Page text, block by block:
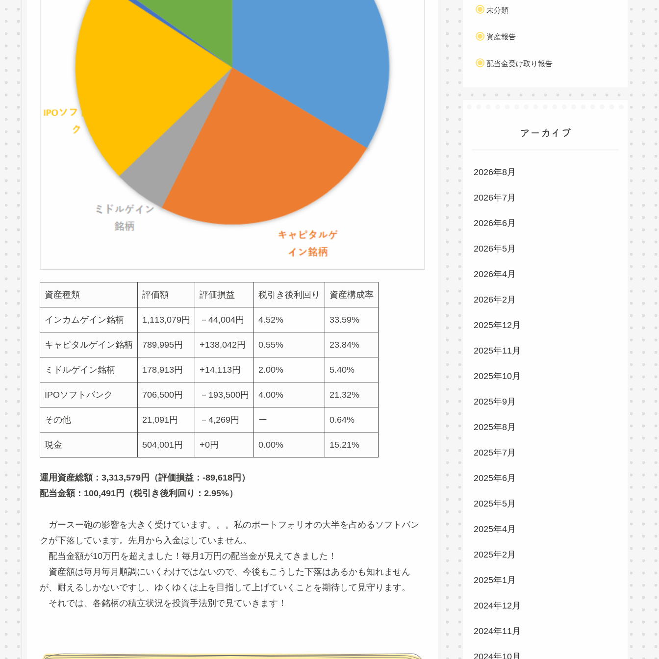
資産種類 評価額 評価損益 税引き後利回り 資産構成率
インカムゲイン銘柄 1,113,079円 －44,004円 4.52% 33.59%
キャピタルゲイン銘柄 789,995円 +138,042円 0.55% 23.84%
ミドルゲイン銘柄 178,913円 +14,113円 2.00% 5.40%
IPOソフトバンク 706,500円 －193,500円 4.00% 21.32%
その他 21,091円 －4,269円 ー 0.64%
現金 504,001円 +0円 0.00% 15.21%
運用資産総額：3,313,579円（評価損益：-89,618円）
配当金額：100,491円（税引き後利回り：2.95%）
ガースー砲の影響を大きく受けています。。。私のポートフォリオの大半を占めるソフトバン
クが下落しています。先月から入金はしていません。
配当金額が10万円を超えました！毎月1万円の配当金が見えてきました！
資産額は毎月毎月順調にいくわけではないので、今後もこうした下落はあるかも知れません
が、耐えるしかないですし、ゆくゆくは上を目指して上げていくことを期待して見守ります。
それでは、各銘柄の積立状況を投資手法別で見ていきます！
未分類
資産報告
配当金受け取り報告
アーカイブ
2026年8月
2026年7月
2026年6月
2026年5月
2026年4月
2026年2月
2025年12月
2025年11月
2025年10月
2025年9月
2025年8月
2025年7月
2025年6月
2025年5月
2025年4月
2025年2月
2025年1月
2024年12月
2024年11月
2024年10月